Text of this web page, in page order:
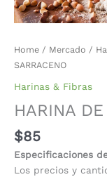
Home / Mercado /
SARRACENO
Harinas & Fibras
HARINA
$85
Especificaciones
Los precios y